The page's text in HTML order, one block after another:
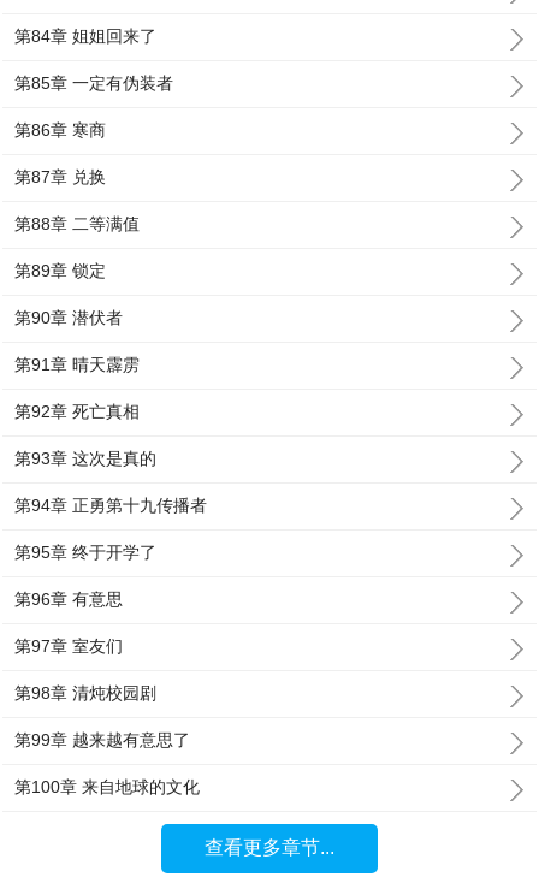
第84章 姐姐回来了
第85章 一定有伪装者
第86章 寒商
第87章 兑换
第88章 二等满值
第89章 锁定
第90章 潜伏者
第91章 晴天霹雳
第92章 死亡真相
第93章 这次是真的
第94章 正勇第十九传播者
第95章 终于开学了
第96章 有意思
第97章 室友们
第98章 清炖校园剧
第99章 越来越有意思了
第100章 来自地球的文化
查看更多章节...